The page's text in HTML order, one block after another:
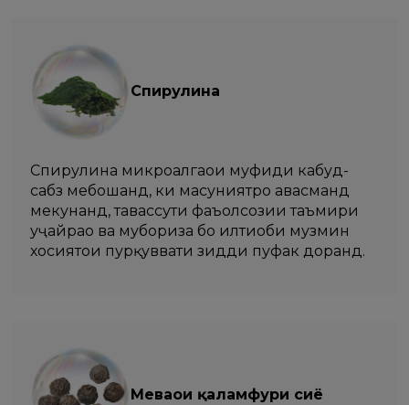
Спирулина
Спирулина микроалгаҳои муфиди кабуд-
сабз мебошанд, ки масуниятро ҳавасманд
мекунанд, тавассути фаъолсозии таъмири
ҳуҷайраҳо ва мубориза бо илтиҳоби музмин
хосиятҳои пурқуввати зидди пуфак доранд.
Меваҳои қаламфури сиёҳ